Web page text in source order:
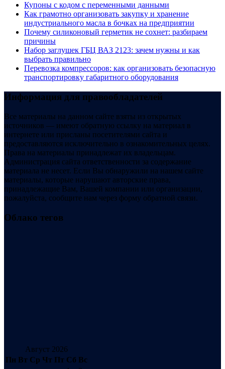
Купоны c кодом с переменными данными
Как грамотно организовать закупку и хранение
индустриального масла в бочках на предприятии
Почему силиконовый герметик не сохнет: разбираем
причины
Набор заглушек ГБЦ ВАЗ 2123: зачем нужны и как
выбрать правильно
Перевозка компрессоров: как организовать безопасную
транспортировку габаритного оборудования
Информация для правообладателей
Все материалы на данном сайте взяты из открытых
источников — имеют обратную ссылку на материал в
интернете или присланы посетителями сайта и
предоставляются исключительно в ознакомительных целях.
Права на материалы принадлежат их владельцам.
Администрация сайта ответственности за содержание
материала не несет. Если Вы обнаружили на нашем сайте
материалы, которые нарушают авторские права,
принадлежащие Вам, Вашей компании или организации,
пожалуйста, сообщите нам через форму обратной связи.
Облако тегов
Август 2026
Пн Вт Ср Чт Пт Сб Вс